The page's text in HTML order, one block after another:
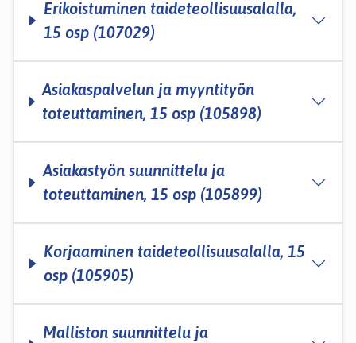
Erikoistuminen taideteollisuusalalla,
15 osp (107029)
Asiakaspalvelun ja myyntityön
toteuttaminen, 15 osp (105898)
Asiakastyön suunnittelu ja
toteuttaminen, 15 osp (105899)
Korjaaminen taideteollisuusalalla, 15
osp (105905)
Malliston suunnittelu ja